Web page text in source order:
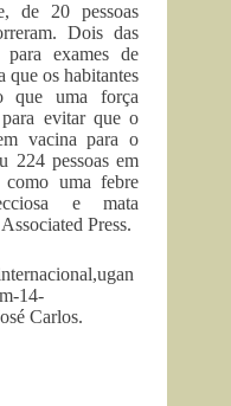
de 20 pessoas
Dois das
para exames de
que os habitantes
que uma força
evitar que o
vacina para o
224 pessoas em
uma febre
e mata
Press.
14-
Carlos.